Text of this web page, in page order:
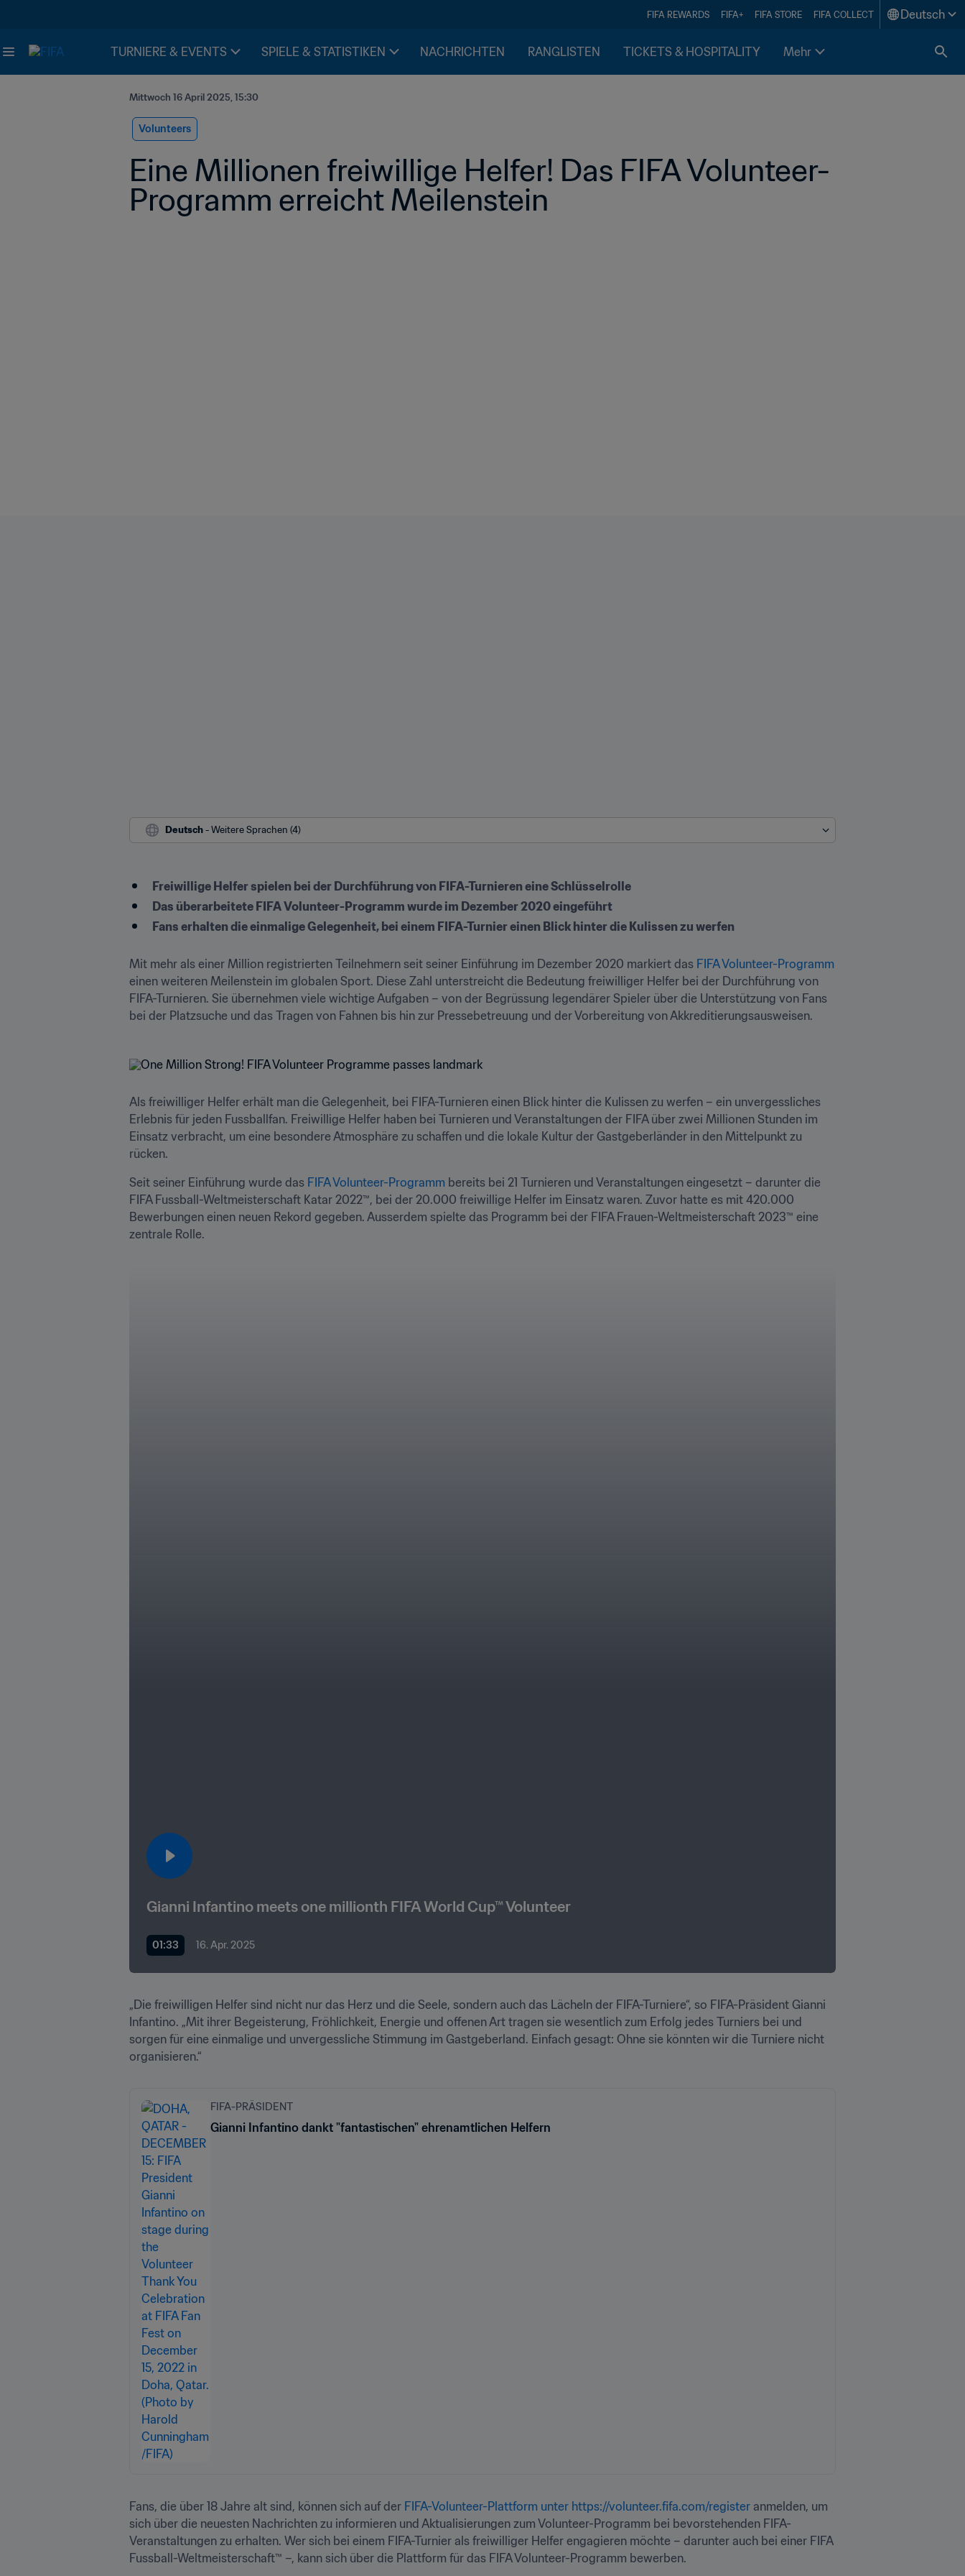
FIFA REWARDS FIFA+ FIFA STORE FIFA COLLECT Deutsch
TURNIERE & EVENTS SPIELE & STATISTIKEN NACHRICHTEN RANGLISTEN TICKETS & HOSPITALITY Mehr
Mittwoch 16 April 2025, 15:30
Volunteers
Eine Millionen freiwillige Helfer! Das FIFA Volunteer-
Programm erreicht Meilenstein
Deutsch - Weitere Sprachen (4)
Freiwillige Helfer spielen bei der Durchführung von FIFA-Turnieren eine Schlüsselrolle
Das überarbeitete FIFA Volunteer-Programm wurde im Dezember 2020 eingeführt
Fans erhalten die einmalige Gelegenheit, bei einem FIFA-Turnier einen Blick hinter die Kulissen zu werfen
Mit mehr als einer Million registrierten Teilnehmern seit seiner Einführung im Dezember 2020 markiert das FIFA Volunteer-Programm
einen weiteren Meilenstein im globalen Sport. Diese Zahl unterstreicht die Bedeutung freiwilliger Helfer bei der Durchführung von
FIFA-Turnieren. Sie übernehmen viele wichtige Aufgaben – von der Begrüssung legendärer Spieler über die Unterstützung von Fans
bei der Platzsuche und das Tragen von Fahnen bis hin zur Pressebetreuung und der Vorbereitung von Akkreditierungsausweisen.
Als freiwilliger Helfer erhält man die Gelegenheit, bei FIFA-Turnieren einen Blick hinter die Kulissen zu werfen – ein unvergessliches
Erlebnis für jeden Fussballfan. Freiwillige Helfer haben bei Turnieren und Veranstaltungen der FIFA über zwei Millionen Stunden im
Einsatz verbracht, um eine besondere Atmosphäre zu schaffen und die lokale Kultur der Gastgeberländer in den Mittelpunkt zu
rücken.
Seit seiner Einführung wurde das FIFA Volunteer-Programm bereits bei 21 Turnieren und Veranstaltungen eingesetzt – darunter die
FIFA Fussball-Weltmeisterschaft Katar 2022™, bei der 20.000 freiwillige Helfer im Einsatz waren. Zuvor hatte es mit 420.000
Bewerbungen einen neuen Rekord gegeben. Ausserdem spielte das Programm bei der FIFA Frauen-Weltmeisterschaft 2023™ eine
zentrale Rolle.
Gianni Infantino meets one millionth FIFA World Cup™ Volunteer
01:33 16. Apr. 2025
„Die freiwilligen Helfer sind nicht nur das Herz und die Seele, sondern auch das Lächeln der FIFA-Turniere“, so FIFA-Präsident Gianni
Infantino. „Mit ihrer Begeisterung, Fröhlichkeit, Energie und offenen Art tragen sie wesentlich zum Erfolg jedes Turniers bei und
sorgen für eine einmalige und unvergessliche Stimmung im Gastgeberland. Einfach gesagt: Ohne sie könnten wir die Turniere nicht
organisieren.“
FIFA-PRÄSIDENT
Gianni Infantino dankt "fantastischen" ehrenamtlichen Helfern
Fans, die über 18 Jahre alt sind, können sich auf der FIFA-Volunteer-Plattform unter https://volunteer.fifa.com/register anmelden, um
sich über die neuesten Nachrichten zu informieren und Aktualisierungen zum Volunteer-Programm bei bevorstehenden FIFA-
Veranstaltungen zu erhalten. Wer sich bei einem FIFA-Turnier als freiwilliger Helfer engagieren möchte – darunter auch bei einer FIFA
Fussball-Weltmeisterschaft™ –, kann sich über die Plattform für das FIFA Volunteer-Programm bewerben.